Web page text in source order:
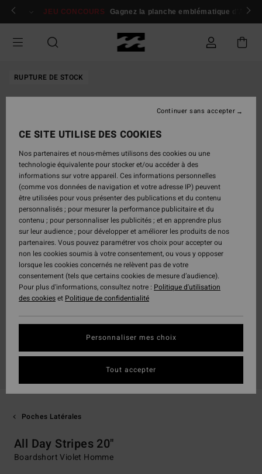
Passer
Se connecter / s'inscrire
JEU CONCOURS Gagnez la planche emblématique d'Andy
RUPTURE DE STOCK
Poches Latérales
All Day Stripes 20"
Boardshort Violet Homme
CE SITE UTILISE DES COOKIES
Nos partenaires et nous-mêmes utilisons des cookies ou une
technologie équivalente pour stocker et/ou accéder à des
informations sur votre appareil. Ces informations personnelles
(comme vos données de navigation et votre adresse IP) peuvent
être utilisées pour vous présenter des publications et du contenu
personnalisés ; pour mesurer la performance publicitaire et du
contenu ; pour personnaliser les publicités ; et en apprendre plus
sur leur audience ; pour développer et améliorer les produits de nos
partenaires. Vous pouvez paramétrer vos choix pour accepter ou
non les cookies soumis à votre consentement, ou vous y opposer
lorsque les cookies concernés ne relèvent pas de votre
consentement (tels que certains cookies de mesure d’audience).
Pour plus d'informations, consultez notre : Politique d'utilisation
des cookieset Politique de confidentialité
Personnaliser mes choix
Continuer sans accepter
Tout accepter